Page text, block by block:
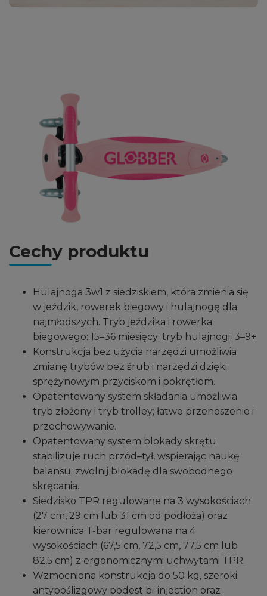
Cechy produktu
Hulajnoga 3w1 z siedziskiem, która zmienia się
w jeździk, rowerek biegowy i hulajnogę dla
najmłodszych. Tryb jeździka i rowerka
biegowego: 15–36 miesięcy; tryb hulajnogi: 3–9+.
Konstrukcja bez użycia narzędzi umożliwia
zmianę trybów bez śrub i narzędzi dzięki
sprężynowym przyciskom i pokrętłom.
Opatentowany system składania umożliwia
tryb złożony i tryb trolley; łatwe przenoszenie i
przechowywanie.
Opatentowany system blokady skrętu
stabilizuje ruch przód–tył, wspierając naukę
balansu; zwolnij blokadę dla swobodnego
skręcania.
Siedzisko TPR regulowane na 3 wysokościach
(27 cm, 29 cm lub 31 cm od podłoża) oraz
kierownica T-bar regulowana na 4
wysokościach (67,5 cm, 72,5 cm, 77,5 cm lub
82,5 cm) z ergonomicznymi uchwytami TPR.
Wzmocniona konstrukcja do 50 kg, szeroki
antypoślizgowy podest bi-injection oraz